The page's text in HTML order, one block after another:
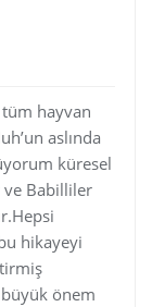
tüm hayvan
aslında
küresel
ve Babilliler
hikayeyi
önem